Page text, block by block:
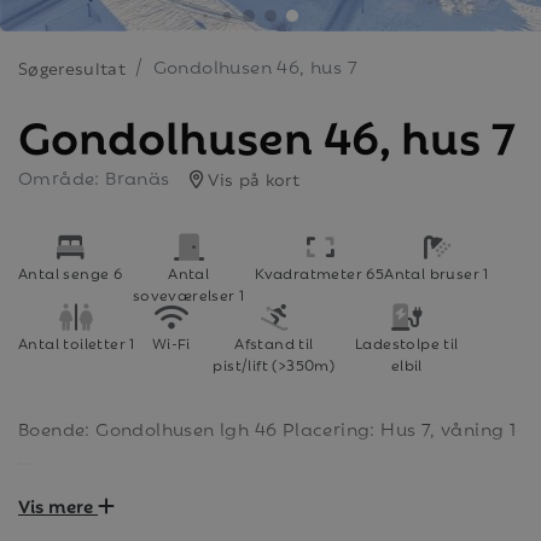
Søgeresultat Gondolhusen 46, hus 7
Gondolhusen 46, hus 7
Område: Branäs Vis på kort
Antal senge 6
Antal
soveværelser 1
Kvadratmeter 65Antal bruser 1
Antal toiletter 1 Wi-Fi
Afstand til
pist/lift (>350m)
Ladestolpe til
elbil
Boende: Gondolhusen lgh 46 Placering: Hus 7, våning 1
6+2 bäddar. Den är välplanerad och familjevänlig
Vis mere